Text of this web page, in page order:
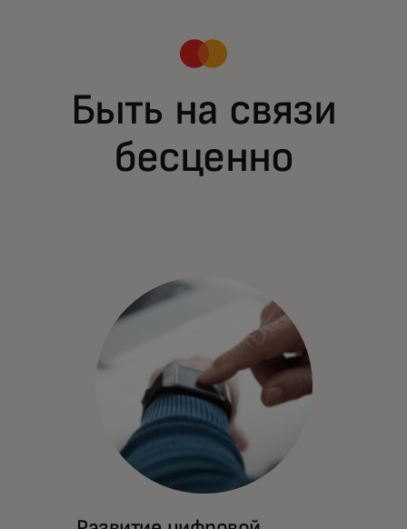
Быть на связи
бесценно